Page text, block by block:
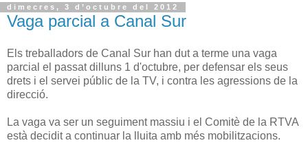
dimecres, 3 d’octubre del 2012
Vaga parcial a Canal Sur
Els treballadors de Canal Sur han dut a terme una vaga
parcial el passat dilluns 1 d'octubre, per defensar els seus
drets i el servei públic de la TV, i contra les agressions de la
direcció.
La vaga va ser un seguiment massiu i el Comitè de la RTVA
està decidit a continuar la lluita amb més mobilitzacions.